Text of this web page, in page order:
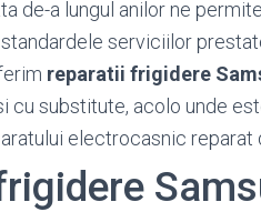
de-a lungul anilor ne
serviciilor
reparatii frigidere
cu substitute, acolo unde
electrocasnic reparat